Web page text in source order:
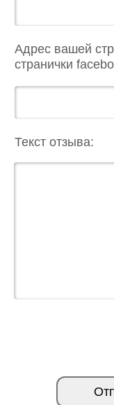
Адрес вашей
странички
Текст отзыва: